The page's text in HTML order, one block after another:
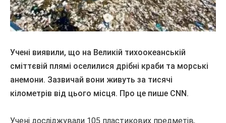
Учені виявили, що на Великій тихоокеанській
сміттєвій плямі оселилися дрібні краби та морські
анемони. Зазвичай вони живуть за тисячі
кілометрів від цього місця. Про це пише CNN.
Учені досліджували 105 пластикових предметів,